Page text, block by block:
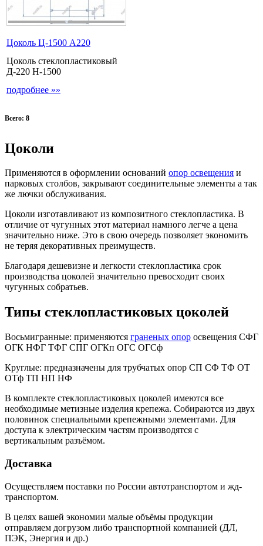
Цоколь Ц-1500 А220
Цоколь стеклопластиковый
Д-220 Н-1500
подробнее »»
Всего: 8
Цоколи
Применяются в оформлении оснований опор освещения и
парковых столбов, закрывают соединительные элементы а так
же лючки обслуживания.
Цоколи изготавливают из композитного стеклопластика. В
отличие от чугунных этот материал намного легче а цена
значительно ниже. Это в свою очередь позволяет экономить
не теряя декоративных преимуществ.
Благодаря дешевизне и легкости стеклопластика срок
производства цоколей значительно превосходит своих
чугунных собратьев.
Типы стеклопластиковых цоколей
Восьмигранные: применяются граненых опор освещения СФГ
ОГК НФГ ТФГ СПГ ОГКп ОГС ОГСф
Круглые: предназначены для трубчатых опор СП СФ ТФ ОТ
ОТф ТП НП НФ
В комплекте стеклопластиковых цоколей имеются все
необходимые метизные изделия крепежа. Собираются из двух
половинок специальными крепежными элементами. Для
доступа к электрическим частям производятся с
вертикальным разъёмом.
Доставка
Осуществляем поставки по России автотранспортом и жд-
транспортом.
В целях вашей экономии малые объёмы продукции
отправляем догрузом либо транспортной компанией (ДЛ,
ПЭК, Энергия и др.)